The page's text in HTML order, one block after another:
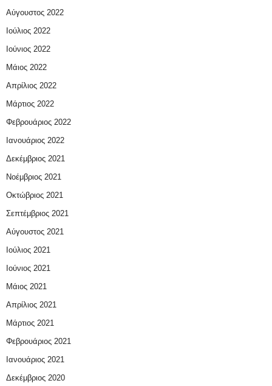
Αύγουστος 2022
Ιούλιος 2022
Ιούνιος 2022
Μάιος 2022
Απρίλιος 2022
Μάρτιος 2022
Φεβρουάριος 2022
Ιανουάριος 2022
Δεκέμβριος 2021
Νοέμβριος 2021
Οκτώβριος 2021
Σεπτέμβριος 2021
Αύγουστος 2021
Ιούλιος 2021
Ιούνιος 2021
Μάιος 2021
Απρίλιος 2021
Μάρτιος 2021
Φεβρουάριος 2021
Ιανουάριος 2021
Δεκέμβριος 2020